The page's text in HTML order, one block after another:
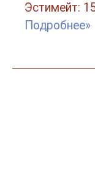
Эстимейт:
Подробнее»